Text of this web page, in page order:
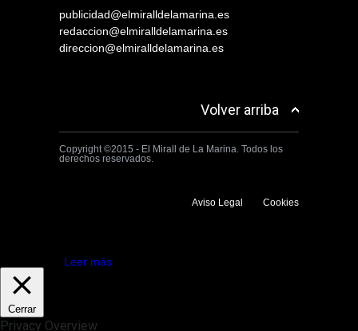
publicidad@elmiralldelamarina.es
redaccion@elmiralldelamarina.es
direccion@elmiralldelamarina.es
Volver arriba
Copyright ©2015 - El Mirall de La Marina. Todos los
derechos reservados.
Aviso Legal Cookies
Leer más
Cerrar
Privacy Overview